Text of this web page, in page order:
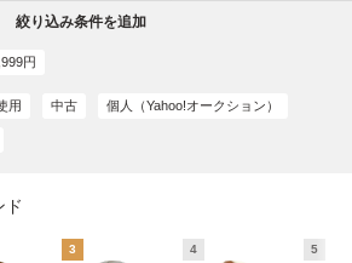
レー
絞り込み条件を追加
円
用 中古 個人（Yahoo!オークション）
ド
3 4 5